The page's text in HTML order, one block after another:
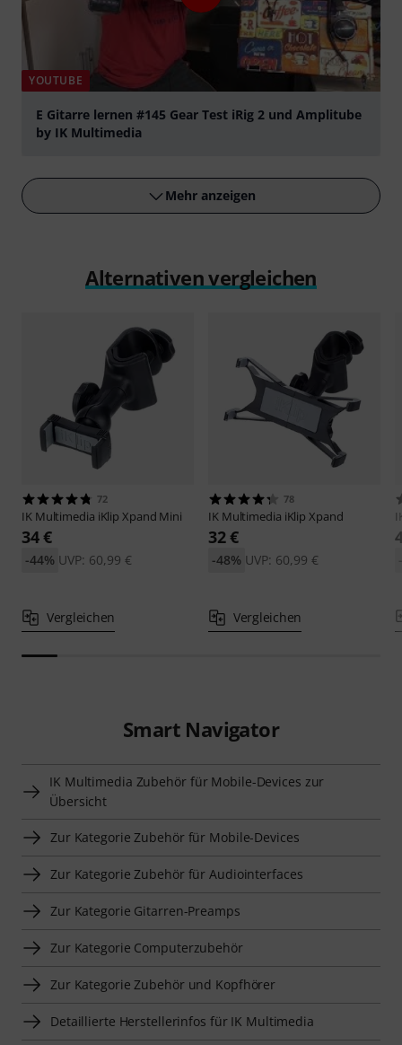
YOUTUBE
E Gitarre lernen #145 Gear Test iRig 2 und Amplitube
by IK Multimedia
Mehr anzeigen
Alternativen vergleichen
72
IK Multimedia iKlip Xpand Mini
34 €
UVP: 60,99 €
-44%
Vergleichen
78
IK Multimedia iKlip Xpand
32 €
UVP: 60,99 €
-48%
Vergleichen
Smart Navigator
IK Multimedia Zubehör für Mobile-Devices zur
Übersicht
Zur Kategorie Zubehör für Mobile-Devices
Zur Kategorie Zubehör für Audiointerfaces
Zur Kategorie Gitarren-Preamps
Zur Kategorie Computerzubehör
Zur Kategorie Zubehör und Kopfhörer
Detaillierte Herstellerinfos für IK Multimedia